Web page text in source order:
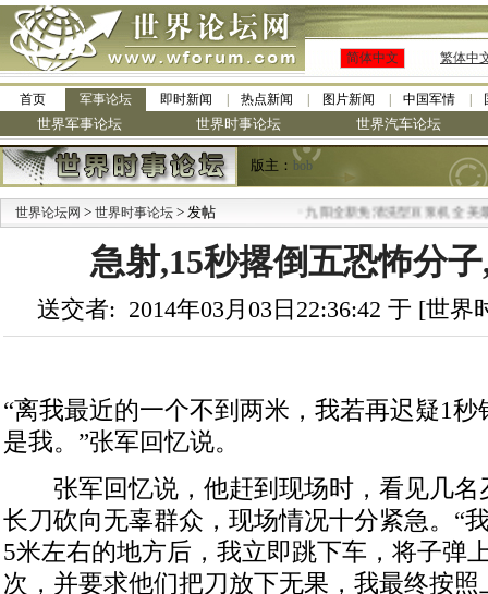
简体中文 繁体中
首页 军事论坛 即时新闻 热点新闻 图片新闻 中国军情
世界军事论坛 世界时事论坛 世界汽车论坛
版主： bob
世界论坛网 > 世界时事论坛 > 发帖 九阳全新免清洗型豆浆机 全美最低
急射,15秒撂倒五恐怖分
送交者: 2014年03月03日22:36:42 于 [世
“离我最近的一个不到两米，我若再迟疑1
是我。”张军回忆说。
张军回忆说，他赶到现场时，看见几名
长刀砍向无辜群众，现场情况十分紧急。“
5米左右的地方后，我立即跳下车，将子弹
次，并要求他们把刀放下无果，我最终按